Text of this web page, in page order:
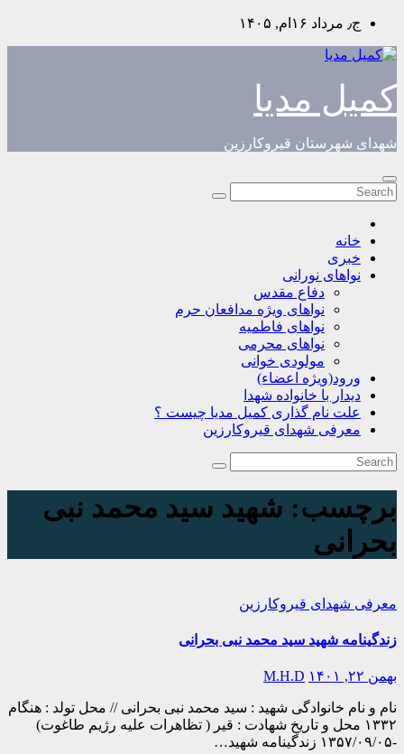
Skip
content
ج٫ مرداد ۱۶ام, ۱۴۰۵
کمیل مدیا
شهدای شهرستان قیروکارزین
خانه
خبری
نواهای نورانی
دفاع مقدس
نواهای ویژه مدافعان حرم
نواهای فاطمیه
نواهای محرمی
مولودی خوانی
ورود(ویژه اعضاء)
دیدار با خانواده شهدا
علت نام گذاری کمیل مدیا چیست ؟
معرفی شهدای قیروکارزین
برچسب: شهید سید محمد نبی
بحرانی
معرفی شهدای قیروکارزین
زندگینامه شهید سید محمد نبی بحرانی
بهمن ۲۲, ۱۴۰۱ M.H.D
نام و نام خانوادگی شهید : سید محمد نبی بحرانی // محل تولد : هنگام
۱۳۳۲ محل و تاریخ شهادت : قیر ( تظاهرات علیه رژیم طاغوت)
-۱۳۵۷/۰۹/۰۵ زندگینامه شهید…